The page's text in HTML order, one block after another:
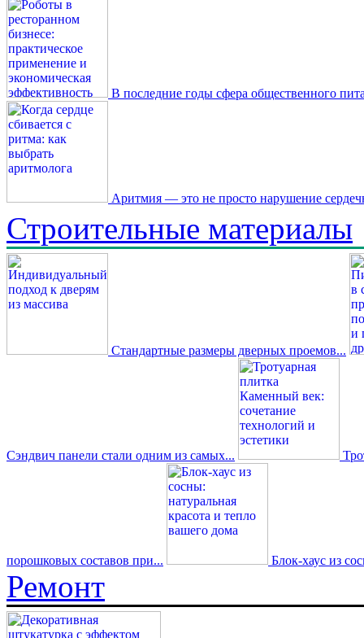
В последние годы сфера общественного
Аритмия — это не просто нарушение
Строительные материалы
Стандартные размеры дверных проемов...
Сэндвич панели стали одним из самых...
порошковых составов при... Блок-хаус из
Ремонт